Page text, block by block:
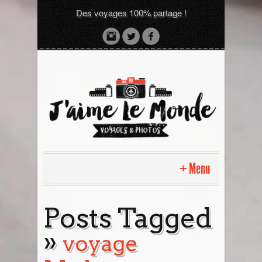
Des voyages 100% partage !
Menu
Accueil
Sri Lanka avec moi
Posts Tagged
» voyage